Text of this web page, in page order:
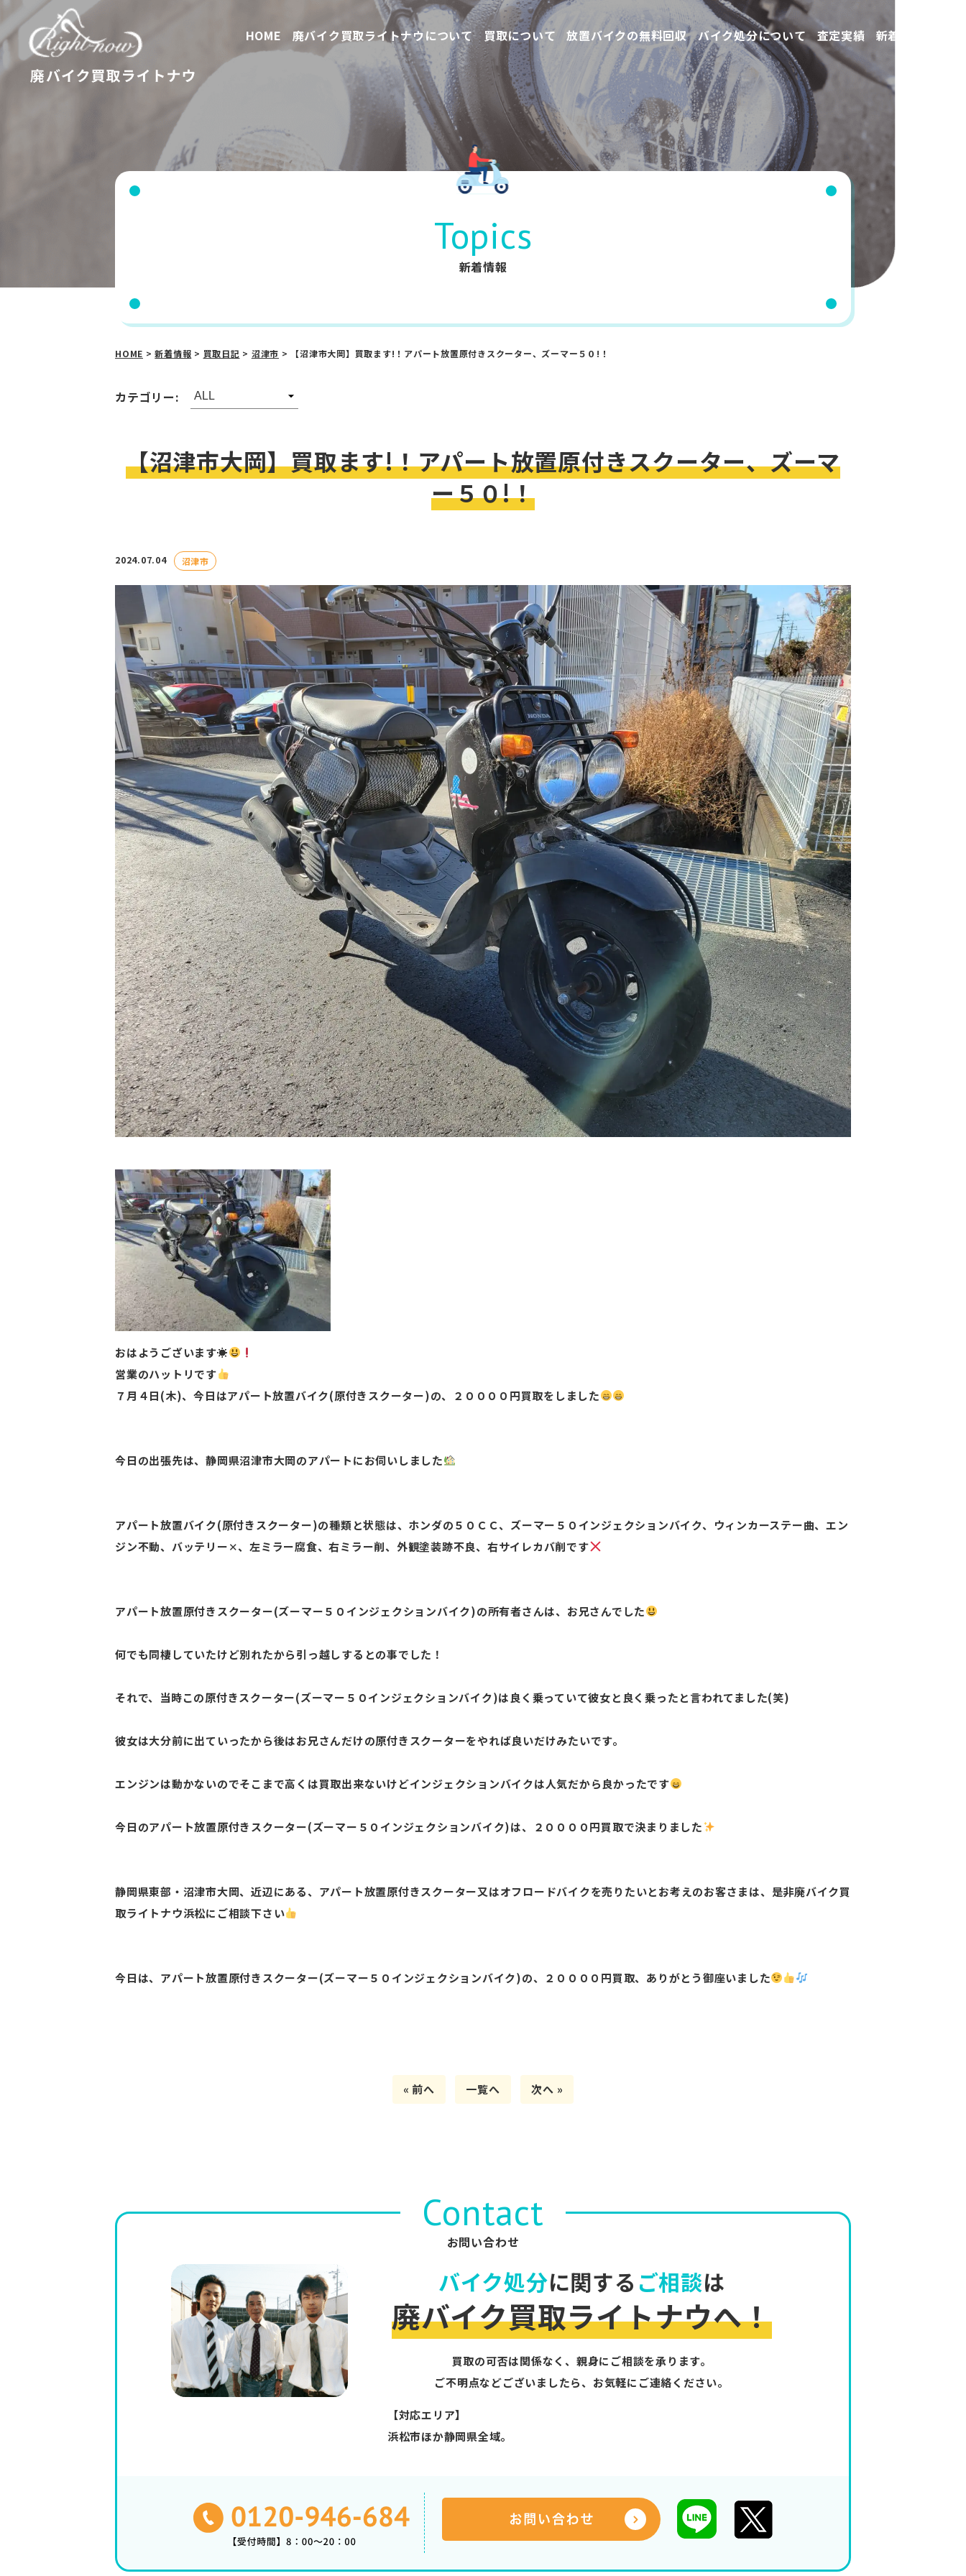
HOME 廃バイク買取ライトナウについて 買取について 放置バイクの無料回収 バイク処分について 査定実績 新着情報
Topics
新着情報
HOME >新着情報 > 買取日記 > 沼津市 > 【沼津市大岡】買取ます!！アパート放置原付きスクーター、ズーマー５０!！
カテゴリー:
【沼津市大岡】買取ます!！アパート放置原付きスクーター、ズーマ
ー５０!！
2024.07.04 沼津市
おはようございます☀
営業のハットリです
７月４日(木)、今日はアパート放置バイク(原付きスクーター)の、２００００円買取をしました
今日の出張先は、静岡県沼津市大岡のアパートにお伺いしました
アパート放置バイク(原付きスクーター)の種類と状態は、ホンダの５０ＣＣ、ズーマー５０インジェクションバイク、ウィンカーステー曲、エン
ジン不動、バッテリー✕、左ミラー腐食、右ミラー削、外観塗装跡不良、右サイレカバ削です
アパート放置原付きスクーター(ズーマー５０インジェクションバイク)の所有者さんは、お兄さんでした
何でも同棲していたけど別れたから引っ越しするとの事でした！
それで、当時この原付きスクーター(ズーマー５０インジェクションバイク)は良く乗っていて彼女と良く乗ったと言われてました(笑)
彼女は大分前に出ていったから後はお兄さんだけの原付きスクーターをやれば良いだけみたいです。
エンジンは動かないのでそこまで高くは買取出来ないけどインジェクションバイクは人気だから良かったです
今日のアパート放置原付きスクーター(ズーマー５０インジェクションバイク)は、２００００円買取で決まりました
静岡県東部・沼津市大岡、近辺にある、アパート放置原付きスクーター又はオフロードバイクを売りたいとお考えのお客さまは、是非廃バイク買
取ライトナウ浜松にご相談下さい
今日は、アパート放置原付きスクーター(ズーマー５０インジェクションバイク)の、２００００円買取、ありがとう御座いました
« 前へ 一覧へ 次へ »
Contact
お問い合わせ
バイク処分に関する ご相談は
廃バイク買取ライトナウへ！
買取の可否は関係なく、親身にご相談を承ります。
ご不明点などございましたら、お気軽にご連絡ください。
【対応エリア】
浜松市ほか静岡県全域。